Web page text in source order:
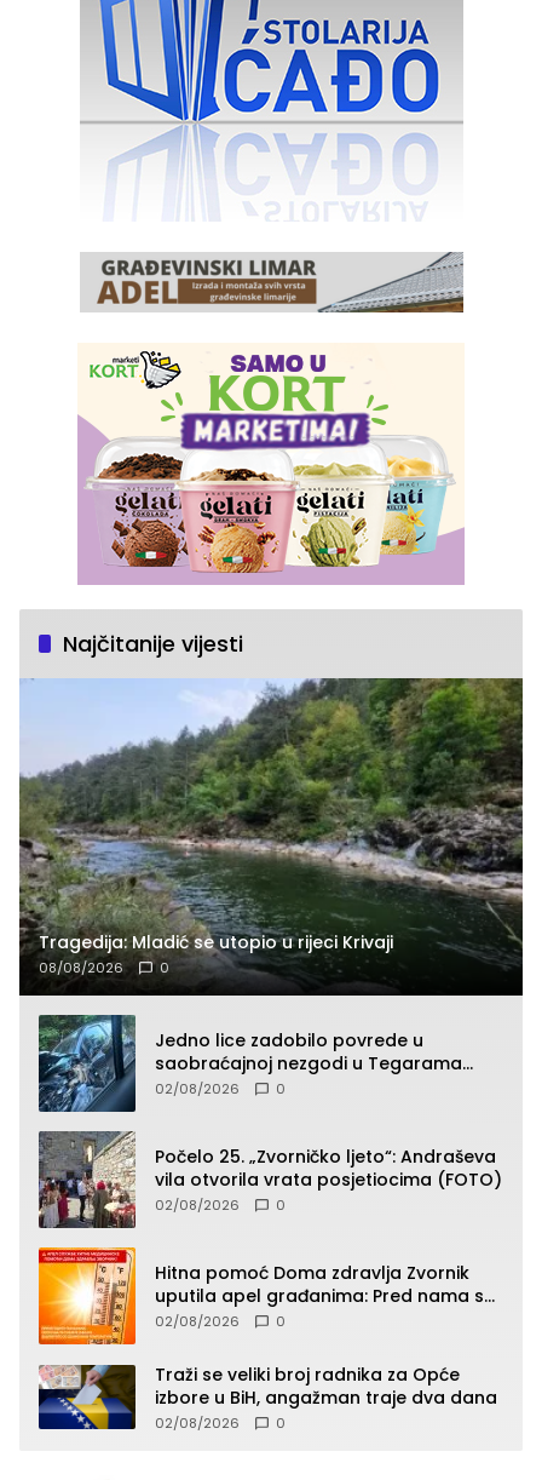
Najčitanije vijesti
Tragedija: Mladić se utopio u rijeci Krivaji
08/08/2026 0
Jedno lice zadobilo povrede u
saobraćajnoj nezgodi u Tegarama
(FOTO)
02/08/2026 0
Počelo 25. „Zvorničko ljeto“: Andraševa
vila otvorila vrata posjetiocima (FOTO)
02/08/2026 0
Hitna pomoć Doma zdravlja Zvornik
uputila apel građanima: Pred nama su
temperature do 40°C, oprez zbog
02/08/2026 0
Traži se veliki broj radnika za Opće
izbore u BiH, angažman traje dva dana
02/08/2026 0